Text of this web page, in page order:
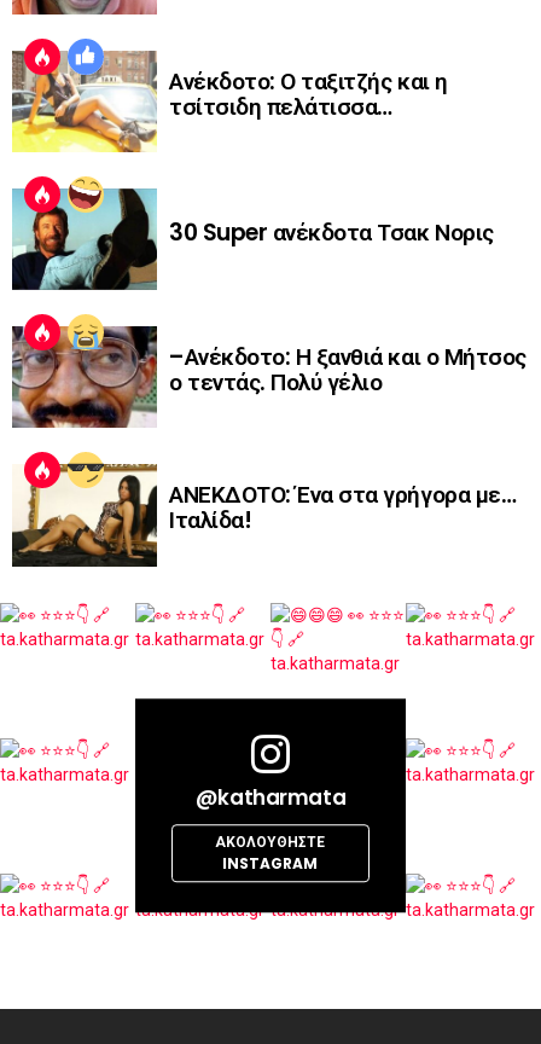
Ανέκδοτο: Ο ταξιτζής και η
τσίτσιδη πελάτισσα…
30 Super ανέκδοτα Τσακ Νορις
–Ανέκδοτο: Η ξανθιά και ο Μήτσος
ο τεντάς. Πολύ γέλιο
ΑΝΕΚΔΟΤΟ: Ένα στα γρήγορα με…
Ιταλίδα!
@katharmata
ΑΚΟΛΟΥΘΉΣΤΕ
INSTAGRAM